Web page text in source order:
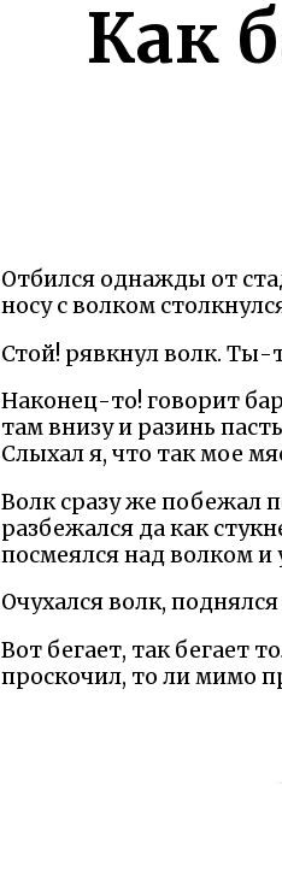
Как
Отбился однажды от
носу с волком
Стой! рявкнул волк. Ты-
Наконец-то! говорит
там внизу и разинь
Слыхал я, что так мое
Волк сразу же побежал
разбежался да как
посмеялся над волком и
Очухался волк,
Вот бегает, так бегает
проскочил, то ли мимо